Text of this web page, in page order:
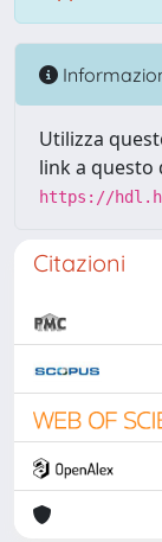
Utilizza
link a questo
https://
Citazioni